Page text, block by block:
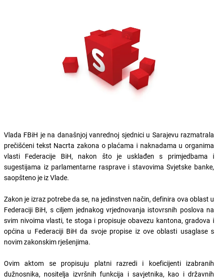
Vlada FBiH je na današnjoj vanrednoj sjednici u Sarajevu razmatrala
prečišćeni tekst Nacrta zakona o plaćama i naknadama u organima
vlasti Federacije BiH, nakon što je usklađen s primjedbama i
sugestijama iz parlamentarne rasprave i stavovima Svjetske banke,
saopšteno je iz Vlade.
Zakon je izraz potrebe da se, na jedinstven način, definira ova oblast u
Federaciji BiH, s ciljem jednakog vrjednovanja istovrsnih poslova na
svim nivoima vlasti, te stoga i propisuje obavezu kantona, gradova i
općina u Federaciji BiH da svoje propise iz ove oblasti usaglase s
novim zakonskim rješenjima.
Ovim aktom se propisuju platni razredi i koeficijenti izabranih
dužnosnika, nositelja izvršnih funkcija i savjetnika, kao i državnih